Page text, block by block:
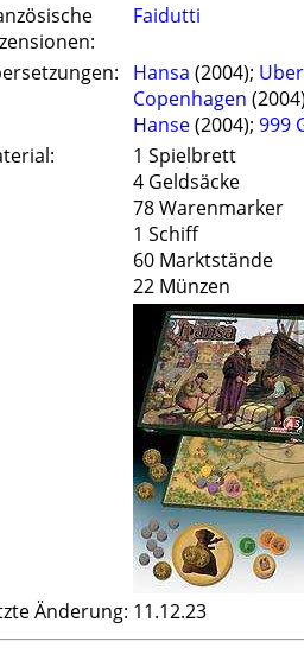
Faidutti
Hansa (2004);
Copenhagen
Hanse(2004); 999
1 Spielbrett
4 Geldsäcke
78 Warenmarker
1 Schiff
60 Marktstände
22 Münzen
Änderung: 11.12.23